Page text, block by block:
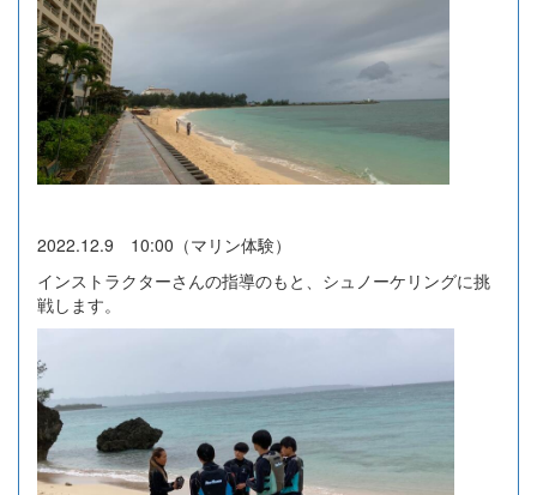
2022.12.9 10:00（マリン体験）
インストラクターさんの指導のもと、シュノーケリングに挑
戦します。